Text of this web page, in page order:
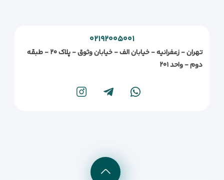
۰۲۱۹۲۰۰۵۰۰۱
تهران - زعفرانیه - خیابان الف - خیابان وثوق - پلاک ۲۰ - طبقه
دوم - واحد ۲۰۱